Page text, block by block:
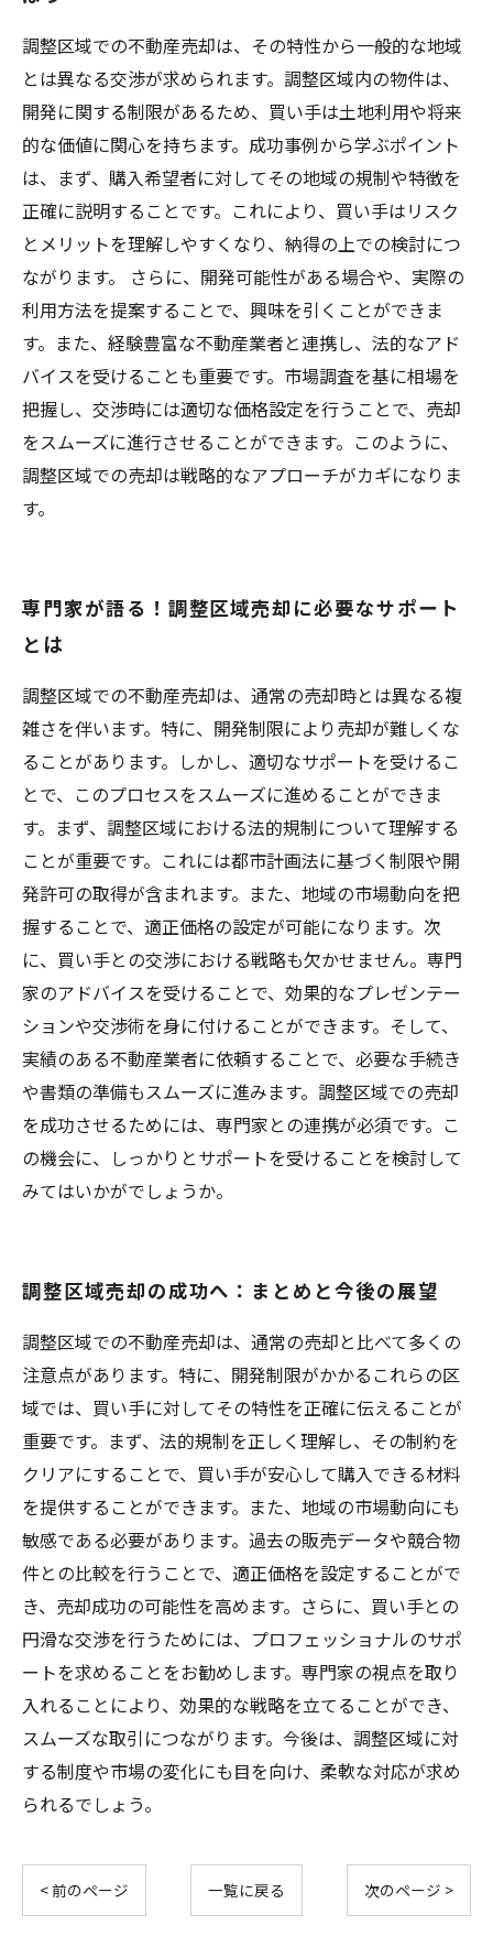
調整区域での不動産売却は、その特性から一般的な地域
とは異なる交渉が求められます。調整区域内の物件は、
開発に関する制限があるため、買い手は土地利用や将来
的な価値に関心を持ちます。成功事例から学ぶポイント
は、まず、購入希望者に対してその地域の規制や特徴を
正確に説明することです。これにより、買い手はリスク
とメリットを理解しやすくなり、納得の上での検討につ
ながります。 さらに、開発可能性がある場合や、実際の
利用方法を提案することで、興味を引くことができま
す。また、経験豊富な不動産業者と連携し、法的なアド
バイスを受けることも重要です。市場調査を基に相場を
把握し、交渉時には適切な価格設定を行うことで、売却
をスムーズに進行させることができます。このように、
調整区域での売却は戦略的なアプローチがカギになりま
す。
専門家が語る！調整区域売却に必要なサポート
とは
調整区域での不動産売却は、通常の売却時とは異なる複
雑さを伴います。特に、開発制限により売却が難しくな
ることがあります。しかし、適切なサポートを受けるこ
とで、このプロセスをスムーズに進めることができま
す。まず、調整区域における法的規制について理解する
ことが重要です。これには都市計画法に基づく制限や開
発許可の取得が含まれます。また、地域の市場動向を把
握することで、適正価格の設定が可能になります。次
に、買い手との交渉における戦略も欠かせません。専門
家のアドバイスを受けることで、効果的なプレゼンテー
ションや交渉術を身に付けることができます。そして、
実績のある不動産業者に依頼することで、必要な手続き
や書類の準備もスムーズに進みます。調整区域での売却
を成功させるためには、専門家との連携が必須です。こ
の機会に、しっかりとサポートを受けることを検討して
みてはいかがでしょうか。
調整区域売却の成功へ：まとめと今後の展望
調整区域での不動産売却は、通常の売却と比べて多くの
注意点があります。特に、開発制限がかかるこれらの区
域では、買い手に対してその特性を正確に伝えることが
重要です。まず、法的規制を正しく理解し、その制約を
クリアにすることで、買い手が安心して購入できる材料
を提供することができます。また、地域の市場動向にも
敏感である必要があります。過去の販売データや競合物
件との比較を行うことで、適正価格を設定することがで
き、売却成功の可能性を高めます。さらに、買い手との
円滑な交渉を行うためには、プロフェッショナルのサポ
ートを求めることをお勧めします。専門家の視点を取り
入れることにより、効果的な戦略を立てることができ、
スムーズな取引につながります。今後は、調整区域に対
する制度や市場の変化にも目を向け、柔軟な対応が求め
られるでしょう。
< 前のページ 一覧に戻る 次のページ >